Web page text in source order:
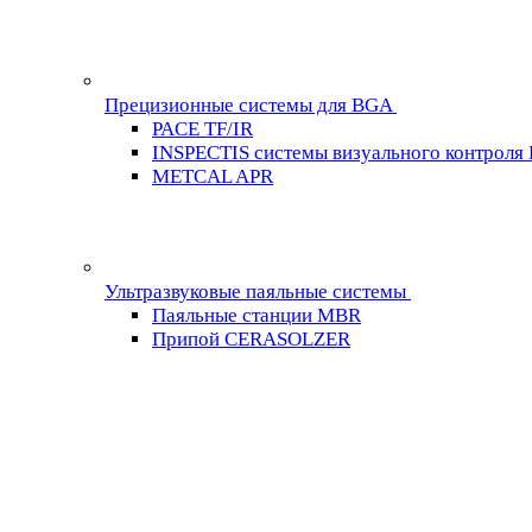
Прецизионные системы для BGA
PACE TF/IR
INSPECTIS системы визуального контроля
METCAL APR
Ультразвуковые паяльные системы
Паяльные станции MBR
Припой CERASOLZER